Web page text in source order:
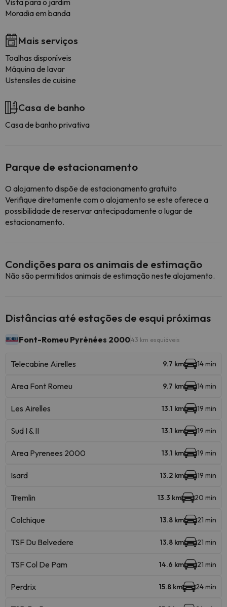
Vista para o jardim
Moradia em banda
Mais serviços
Toalhas disponíveis
Máquina de lavar
Ustensiles de cuisine
Casa de banho
Casa de banho privativa
Parque de estacionamento
O alojamento dispõe de estacionamento gratuito
Verifique diretamente com o alojamento se este oferece a
possibilidade de reservar antecipadamente o lugar de
estacionamento.
Condições para os animais de estimação
Não são permitidos animais de estimação neste alojamento.
Distâncias até estações de esqui próximas
Font-Romeu Pyrénées 200043 km esquiáveis
Telecabine Airelles 9.7 km 14 min
Area Font Romeu 9.7 km 14 min
Les Airelles 13.1 km 19 min
Sud I & II 13.1 km 19 min
Area Pyrenees 2000 13.1 km 19 min
Isard 13.2 km 19 min
Tremlin 13.3 km 20 min
Colchique 13.8 km 21 min
TSF Du Belvedere 13.8 km 21 min
TSF Col De Pam 14.6 km 21 min
Perdrix 15.8 km 24 min